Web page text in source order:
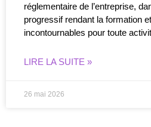
réglementaire de l’entreprise,
progressif rendant la formation
incontournables pour toute
LIRE LA SUITE »
26 mai 2026